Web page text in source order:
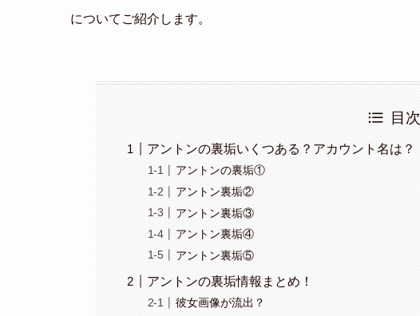
についてご紹介します。
目次
アントンの裏垢いくつある？アカウント名は？
アントンの裏垢①
アントン裏垢②
アントン裏垢③
アントン裏垢④
アントン裏垢⑤
アントンの裏垢情報まとめ！
彼女画像が流出？